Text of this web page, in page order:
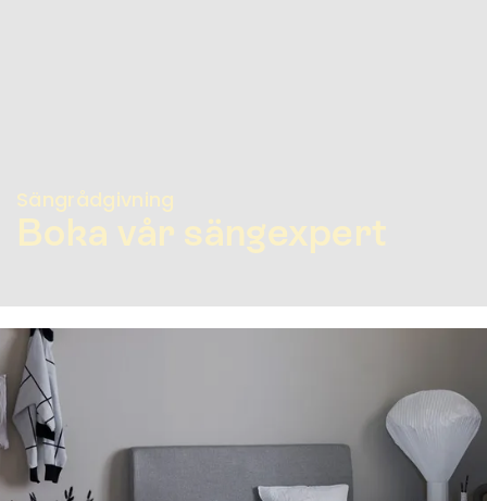
Sängrådgivning
Boka vår sängexpert